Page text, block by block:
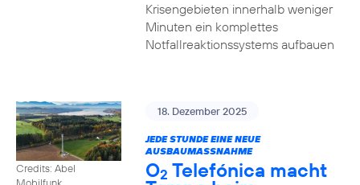
Krisengebieten innerhalb weniger
Minuten ein komplettes
Notfallreaktionssystems aufbauen
Credits: Abel
Mobilfunk
18. Dezember 2025
JEDE STUNDE EINE NEUE
AUSBAUMASSNAHME
O2 Telefónica macht